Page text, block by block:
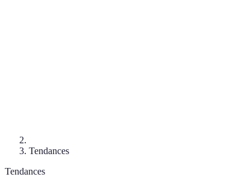
Tendances
Tendances